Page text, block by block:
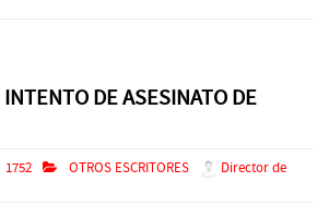
DE ASESINATO DE
1752 OTROS ESCRITORES
Director de